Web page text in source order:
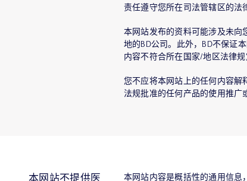
责任遵守您所在司法管辖区的法
本网站发布的资料可能涉及未向
地的BD公司。此外，BD不保证
内容不符合所在国家/地区法律
您不应将本网站上的任何内容解
法规批准的任何产品的使用推广
本网站不提供医
本网站内容是概括性的通用信息